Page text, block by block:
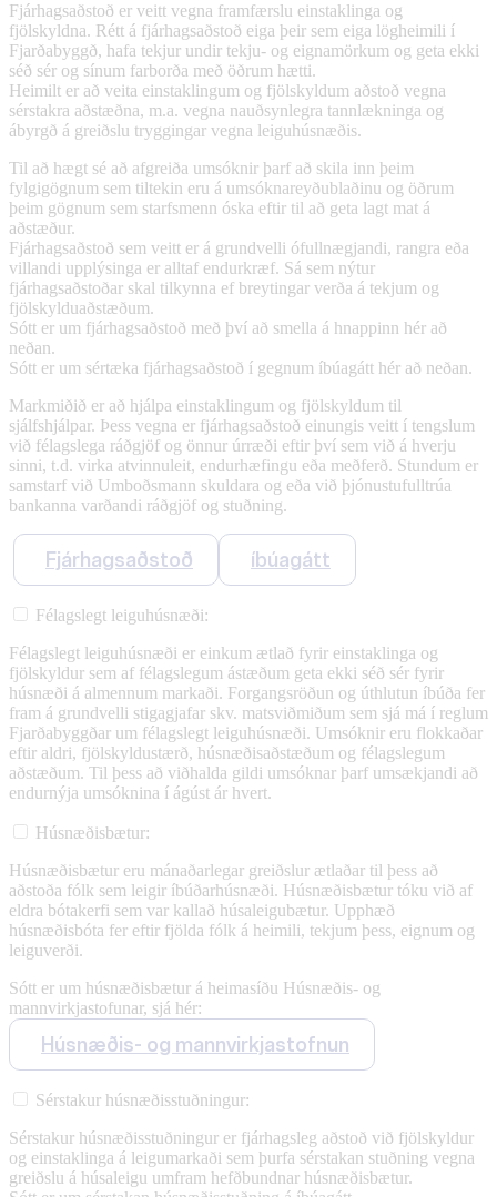
Fjárhagsaðstoð er veitt vegna framfærslu einstaklinga og
fjölskyldna. Rétt á fjárhagsaðstoð eiga þeir sem eiga lögheimili í
Fjarðabyggð, hafa tekjur undir tekju- og eignamörkum og geta ekki
séð sér og sínum farborða með öðrum hætti.
Heimilt er að veita einstaklingum og fjölskyldum aðstoð vegna
sérstakra aðstæðna, m.a. vegna nauðsynlegra tannlækninga og
ábyrgð á greiðslu tryggingar vegna leiguhúsnæðis.
Til að hægt sé að afgreiða umsóknir þarf að skila inn þeim
fylgigögnum sem tiltekin eru á umsóknareyðublaðinu og öðrum
þeim gögnum sem starfsmenn óska eftir til að geta lagt mat á
aðstæður.
Fjárhagsaðstoð sem veitt er á grundvelli ófullnægjandi, rangra eða
villandi upplýsinga er alltaf endurkræf. Sá sem nýtur
fjárhagsaðstoðar skal tilkynna ef breytingar verða á tekjum og
fjölskylduaðstæðum.
Sótt er um fjárhagsaðstoð með því að smella á hnappinn hér að
neðan.
Sótt er um sértæka fjárhagsaðstoð í gegnum íbúagátt hér að neðan.
Markmiðið er að hjálpa einstaklingum og fjölskyldum til
sjálfshjálpar. Þess vegna er fjárhagsaðstoð einungis veitt í tengslum
við félagslega ráðgjöf og önnur úrræði eftir því sem við á hverju
sinni, t.d. virka atvinnuleit, endurhæfingu eða meðferð. Stundum er
samstarf við Umboðsmann skuldara og eða við þjónustufulltrúa
bankanna varðandi ráðgjöf og stuðning.
Fjárhagsaðstoð íbúagátt
Félagslegt leiguhúsnæði:
Félagslegt leiguhúsnæði er einkum ætlað fyrir einstaklinga og
fjölskyldur sem af félagslegum ástæðum geta ekki séð sér fyrir
húsnæði á almennum markaði. Forgangsröðun og úthlutun íbúða fer
fram á grundvelli stigagjafar skv. matsviðmiðum sem sjá má í reglum
Fjarðabyggðar um félagslegt leiguhúsnæði. Umsóknir eru flokkaðar
eftir aldri, fjölskyldustærð, húsnæðisaðstæðum og félagslegum
aðstæðum. Til þess að viðhalda gildi umsóknar þarf umsækjandi að
endurnýja umsóknina í ágúst ár hvert.
Húsnæðisbætur:
Húsnæðisbætur eru mánaðarlegar greiðslur ætlaðar til þess að
aðstoða fólk sem leigir íbúðarhúsnæði. Húsnæðisbætur tóku við af
eldra bótakerfi sem var kallað húsaleigubætur. Upphæð
húsnæðisbóta fer eftir fjölda fólk á heimili, tekjum þess, eignum og
leiguverði.
Sótt er um húsnæðisbætur á heimasíðu Húsnæðis- og
mannvirkjastofunar, sjá hér:
Húsnæðis- og mannvirkjastofnun
Sérstakur húsnæðisstuðningur:
Sérstakur húsnæðisstuðningur er fjárhagsleg aðstoð við fjölskyldur
og einstaklinga á leigumarkaði sem þurfa sérstakan stuðning vegna
greiðslu á húsaleigu umfram hefðbundnar húsnæðisbætur.